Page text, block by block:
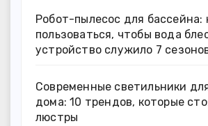
Робот-пылесос для бассейна:
пользоваться, чтобы вода
устройство служило 7
Современные светильники
дома: 10 трендов, которые
люстры